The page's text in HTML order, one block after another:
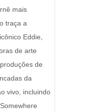
mais
traça a
Eddie,
de arte
de
da
vivo, incluindo